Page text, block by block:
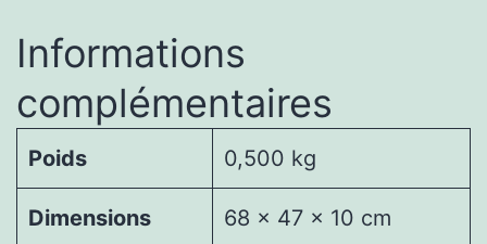
Informations
complémentaires
Poids 0,500 kg
Dimensions 68 × 47 × 10 cm